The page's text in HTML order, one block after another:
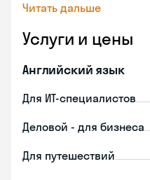
Читать дальше
Услуги и цены
Английский язык
Для ИТ-специалистов
Деловой - для бизнеса
Для путешествий